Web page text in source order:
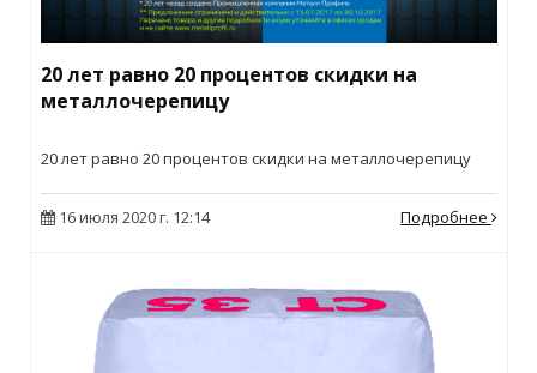
20 лет равно 20 процентов скидки на
металлочерепицу
20 лет равно 20 процентов скидки на металлочерепицу
16 июля 2020 г. 12:14 Подробнее